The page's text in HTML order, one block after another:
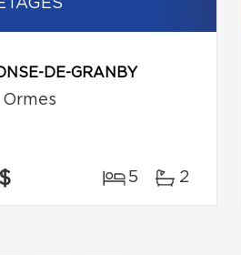
DE-GRANBY
5 2